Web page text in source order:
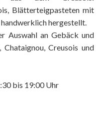
Blätterteigpasteten mit
hergestellt.
Auswahl an Gebäck und
Chataignou, Creusois und
bis 19:00 Uhr